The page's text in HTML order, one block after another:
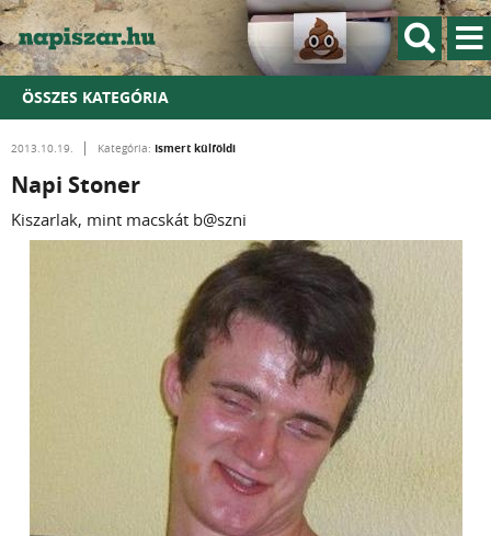
ÖSSZES KATEGÓRIA
2013.10.19. Kategória: Ismert külföldi
Napi Stoner
Kiszarlak, mint macskát b@szni